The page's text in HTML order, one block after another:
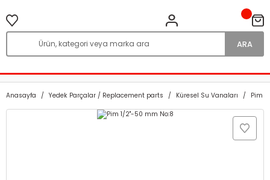
ARA
Anasayfa Yedek Parçalar / Replacement parts Küresel Su Vanaları Pim